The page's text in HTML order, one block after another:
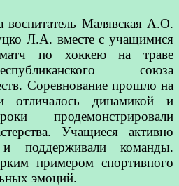
воспитатель Малявская А.О.
Л.А. вместе с учащимися
матч по хоккею на траве
союза
Соревнование прошло на
отличалось динамикой и
продемонстрировали
Учащиеся активно
поддерживали команды.
примером спортивного
эмоций.